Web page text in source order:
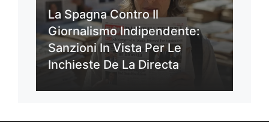
La Spagna Contro Il
Giornalismo Indipendente:
Sanzioni In Vista Per Le
Inchieste De La Directa